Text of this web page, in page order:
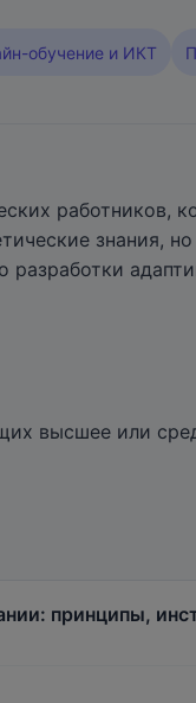
обучение и ИКТ
знания,
разработки
высшее или
принципы,